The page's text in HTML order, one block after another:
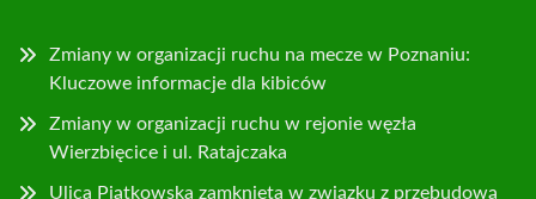
Zmiany w organizacji ruchu na mecze w Poznaniu:
Kluczowe informacje dla kibiców
Zmiany w organizacji ruchu w rejonie węzła
Wierzbięcice i ul. Ratajczaka
Ulica Piątkowska zamknięta w związku z przebudową